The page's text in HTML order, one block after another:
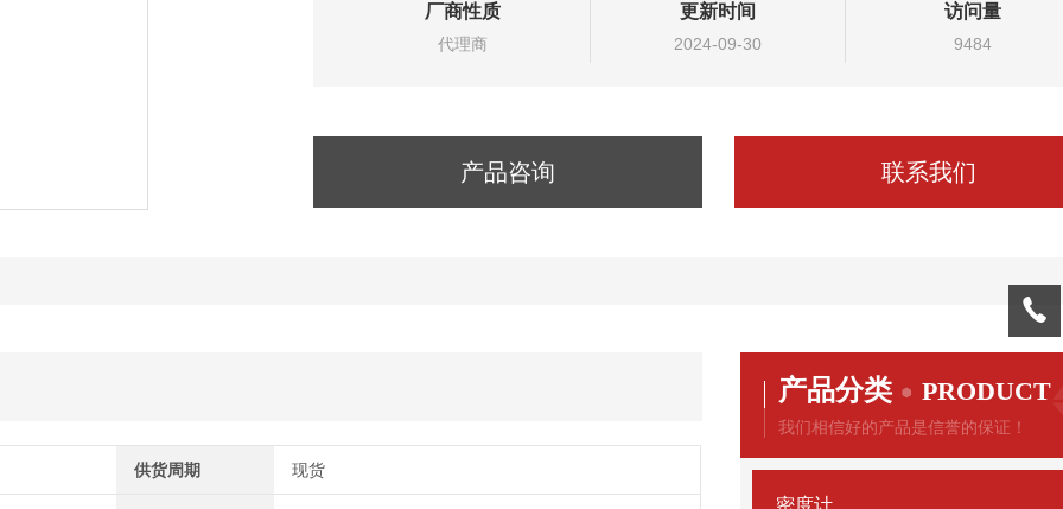
厂商性质
代理商
更新时间
2024-09-30
访问量
9484
产品咨询 联系我们
供货周期 现货
产品分类 PRODUCT
我们相信好的产品是信誉的保证！
密度计